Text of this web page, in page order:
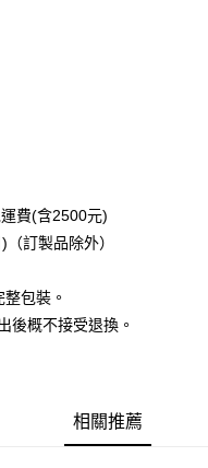
費(含2500元)
訂製品除外）
包裝。
後概不接受退換。
相關推薦